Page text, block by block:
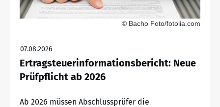
© Bacho Foto/fotolia.com
07.08.2026
Ertragsteuerinformationsbericht: Neue
Prüfpflicht ab 2026
Ab 2026 müssen Abschlussprüfer die